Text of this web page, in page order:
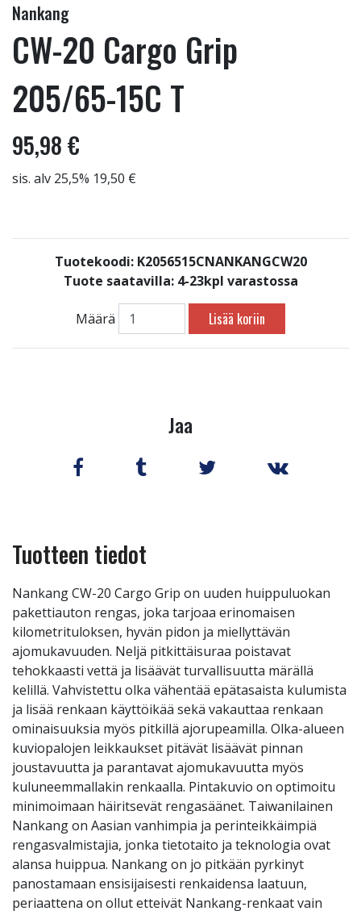
Nankang
CW-20 Cargo Grip
205/65-15C T
95,98 €
sis. alv 25,5% 19,50 €
Tuotekoodi: K2056515CNANKANGCW20
Tuote saatavilla: 4-23kpl varastossa
Määrä Lisää koriin
Jaa
Tuotteen tiedot
Nankang CW-20 Cargo Grip on uuden huippuluokan
pakettiauton rengas, joka tarjoaa erinomaisen
kilometrituloksen, hyvän pidon ja miellyttävän
ajomukavuuden. Neljä pitkittäisuraa poistavat
tehokkaasti vettä ja lisäävät turvallisuutta märällä
kelillä. Vahvistettu olka vähentää epätasaista kulumista
ja lisää renkaan käyttöikää sekä vakauttaa renkaan
ominaisuuksia myös pitkillä ajorupeamilla. Olka-alueen
kuviopalojen leikkaukset pitävät lisäävät pinnan
joustavuutta ja parantavat ajomukavuutta myös
kuluneemmallakin renkaalla. Pintakuvio on optimoitu
minimoimaan häiritsevät rengasäänet. Taiwanilainen
Nankang on Aasian vanhimpia ja perinteikkäimpiä
rengasvalmistajia, jonka tietotaito ja teknologia ovat
alansa huippua. Nankang on jo pitkään pyrkinyt
panostamaan ensisijaisesti renkaidensa laatuun,
periaattena on ollut etteivät Nankang-renkaat vain